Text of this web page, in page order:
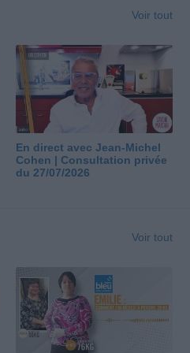
Voir tout
En direct avec Jean-Michel
Cohen | Consultation privée
du 27/07/2026
Voir tout